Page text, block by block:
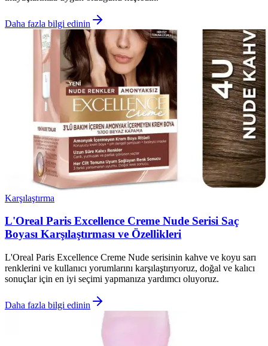
Daha fazla bilgi edinin
Karşılaştırma
L'Oreal Paris Excellence Creme Nude Serisi Saç
Boyası Karşılaştırması ve Özellikleri
L'Oreal Paris Excellence Creme Nude serisinin kahve ve koyu sarı
renklerini ve kullanıcı yorumlarını karşılaştırıyoruz, doğal ve kalıcı
sonuçlar için en iyi seçimi yapmanıza yardımcı oluyoruz.
Daha fazla bilgi edinin